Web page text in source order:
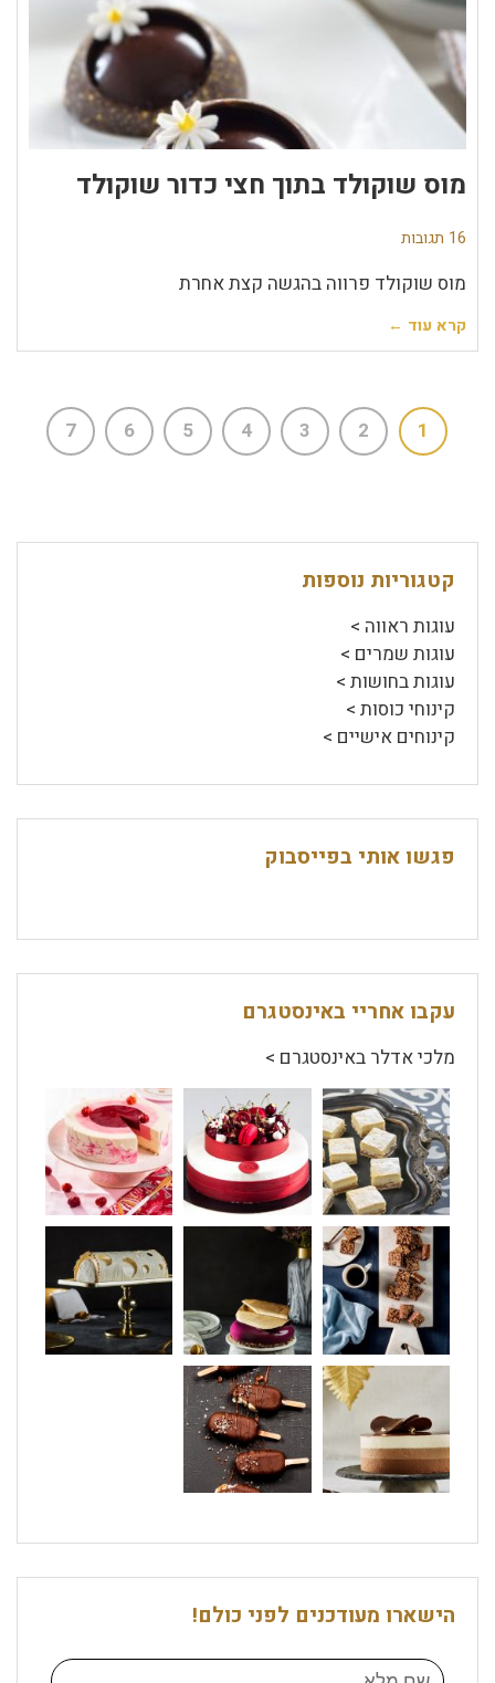
מוס שוקולד בתוך חצי כדור שוקולד
16 תגובות
מוס שוקולד פרווה בהגשה קצת אחרת
קרא עוד ←
1
2
3
4
5
6
7
קטגוריות נוספות
עוגות ראווה >
עוגות שמרים >
עוגות בחושות >
קינוחי כוסות >
קינוחים אישיים >
פגשו אותי בפייסבוק
עקבו אחריי באינסטגרם
מלכי אדלר באינסטגרם >
הישארו מעודכנים לפני כולם!